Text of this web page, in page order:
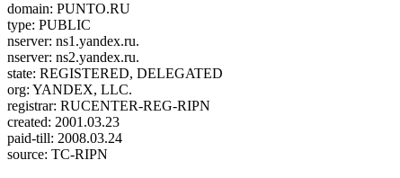
domain: PUNTO.RU
type: PUBLIC
nserver: ns1.yandex.ru.
nserver: ns2.yandex.ru.
state: REGISTERED, DELEGATED
org: YANDEX, LLC.
registrar: RUCENTER-REG-RIPN
created: 2001.03.23
paid-till: 2008.03.24
source: TC-RIPN